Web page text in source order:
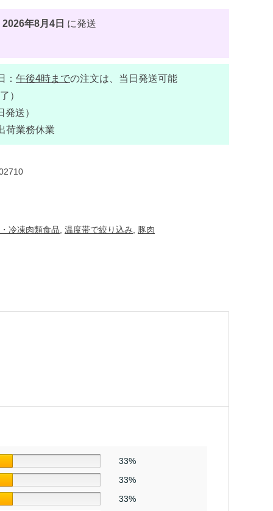
2026年8月4日 に発送
： 午後4時までの注文は、当日発送可能
）
発送）
荷業務休業
冷凍肉類食品 温度帯で絞り込み 豚肉
33%
33%
33%